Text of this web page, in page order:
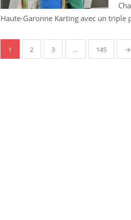
Haute-Garonne Karting avec un triple
Pagination
des
1 2 3 … 145 →